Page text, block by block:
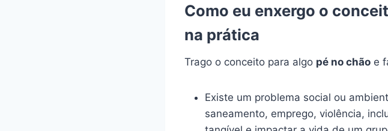
Como eu enxergo o
na prática
Trago o conceito para algo pé no chão e
Existe um problema social ou
saneamento, emprego, violência,